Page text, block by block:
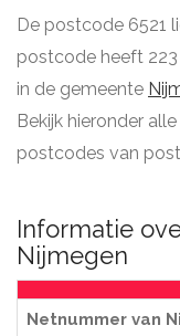
De postcode 6521
postcode heeft
in de gemeente
Bekijk hieronder
postcodes van
Informatie
Nijmegen
Netnummer van